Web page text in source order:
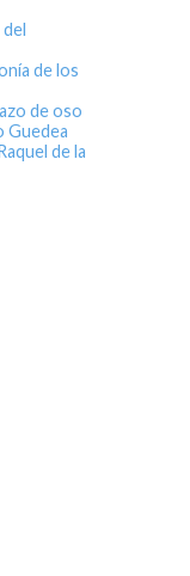
de los
de oso
Guedea
de la